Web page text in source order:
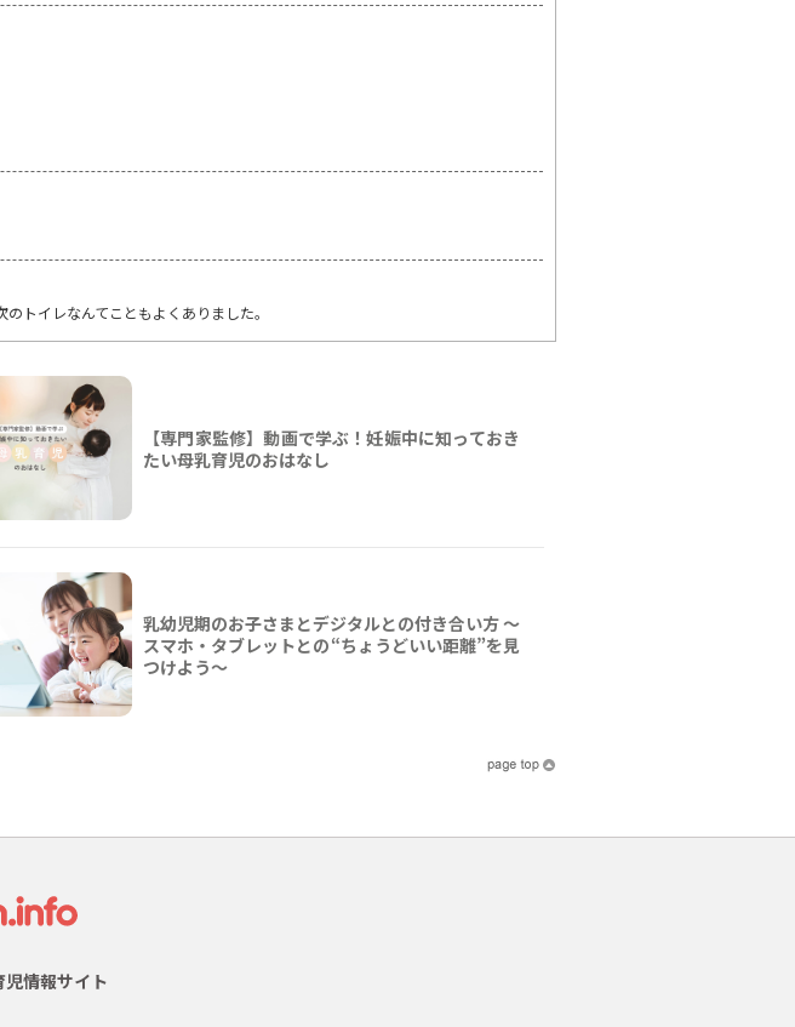
トイレなんてこともよくありました。
【専門家監修】動画で学ぶ！妊娠中に知っておき
たい母乳育児のおはなし
乳幼児期のお子さまとデジタルとの付き合い方 ～
スマホ・タブレットとの“ちょうどいい距離”を見
つけよう〜
情報サイト